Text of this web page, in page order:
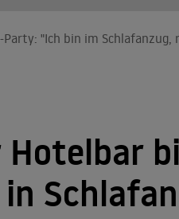
"Ich bin im Schlafanzug,
Hotelbar